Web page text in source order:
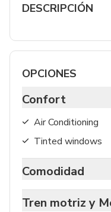
DESCRIPCIÓN
OPCIONES
Confort
Air Conditioning
Tinted windows
Comodidad
Tren motriz y